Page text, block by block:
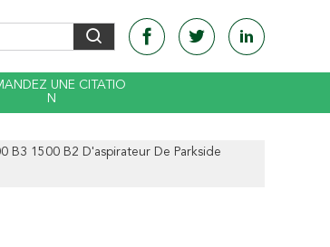
UNE CITATIO
N
B3 1500 B2 D'aspirateur De Parkside